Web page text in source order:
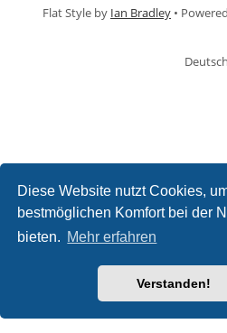
Diese Website nutzt Cookies,
bestmöglichen Komfort bei der
bieten. Mehr erfahren
Verstanden!
Flat Style by Ian Bradley •